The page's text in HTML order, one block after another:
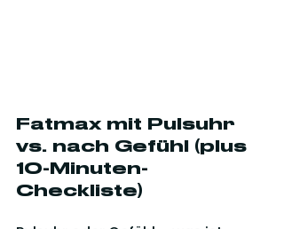
Fatmax mit Pulsuhr
vs. nach Gefühl (plus
10-Minuten-
Checkliste)